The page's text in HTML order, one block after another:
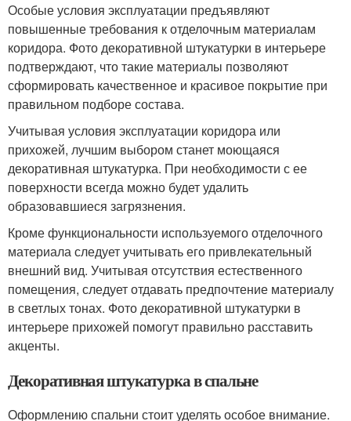
Особые условия эксплуатации предъявляют
повышенные требования к отделочным материалам
коридора. Фото декоративной штукатурки в интерьере
подтверждают, что такие материалы позволяют
сформировать качественное и красивое покрытие при
правильном подборе состава.
Учитывая условия эксплуатации коридора или
прихожей, лучшим выбором станет моющаяся
декоративная штукатурка. При необходимости с ее
поверхности всегда можно будет удалить
образовавшиеся загрязнения.
Кроме функциональности используемого отделочного
материала следует учитывать его привлекательный
внешний вид. Учитывая отсутствия естественного
помещения, следует отдавать предпочтение материалу
в светлых тонах. Фото декоративной штукатурки в
интерьере прихожей помогут правильно расставить
акценты.
Декоративная штукатурка в спальне
Оформлению спальни стоит уделять особое внимание.